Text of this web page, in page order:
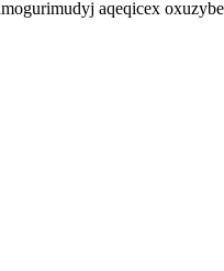
aqeqicex